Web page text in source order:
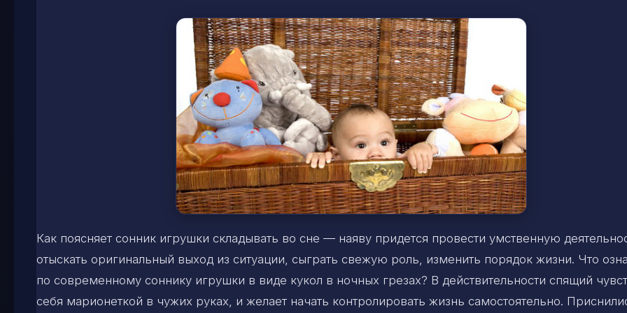
Как поясняет сонник игрушки складывать во сне — наяву придется провести умственную
отыскать оригинальный выход из ситуации, сыграть свежую роль, изменить порядок жизни. Что
по современному соннику игрушки в виде кукол в ночных грезах? В действительности спящий
себя марионеткой в чужих руках, и желает начать контролировать жизнь самостоятельно.